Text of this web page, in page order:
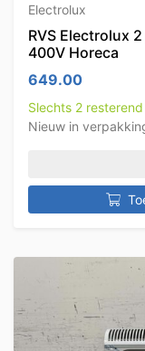
Electrolux
RVS Electrolux
400V Horeca
649.00
Slechts 2
Nieuw in